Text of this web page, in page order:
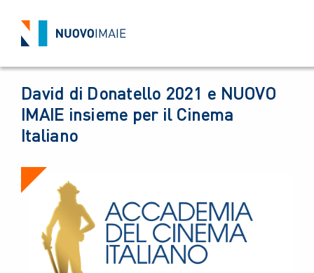
David di Donatello 2021 e NUOVO
IMAIE insieme per il Cinema
Italiano